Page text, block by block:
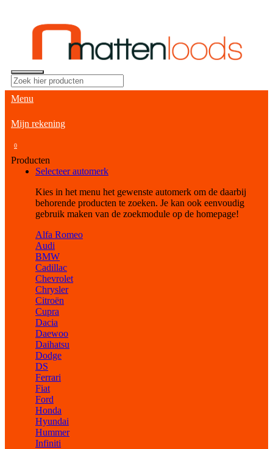
Menu
Mijn rekening
0
Producten
Selecteer automerk
Kies in het menu het gewenste automerk om de daarbij
behorende producten te zoeken. Je kan ook eenvoudig
gebruik maken van de zoekmodule op de homepage!
Alfa Romeo
Audi
BMW
Cadillac
Chevrolet
Chrysler
Citroën
Cupra
Dacia
Daewoo
Daihatsu
Dodge
DS
Ferrari
Fiat
Ford
Honda
Hyundai
Hummer
Infiniti